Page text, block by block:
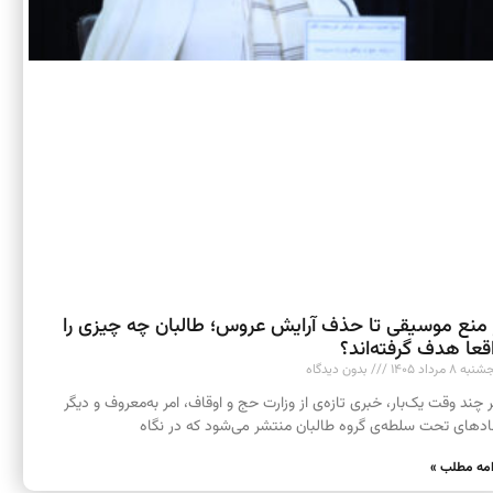
منع موسیقی تا حذف آرایش عروس؛ طالبان چه چیزی را
هدف گرفته‌اند؟
۸ مرداد ۱۴۰۵ بدون دیدگاه
چند وقت یک‌بار، خبری تازه‌ی از وزارت حج و اوقاف، امر به‌معروف و دیگر
تحت سلطه‌ی گروه طالبان منتشر می‌شود که در نگاه
مطلب »